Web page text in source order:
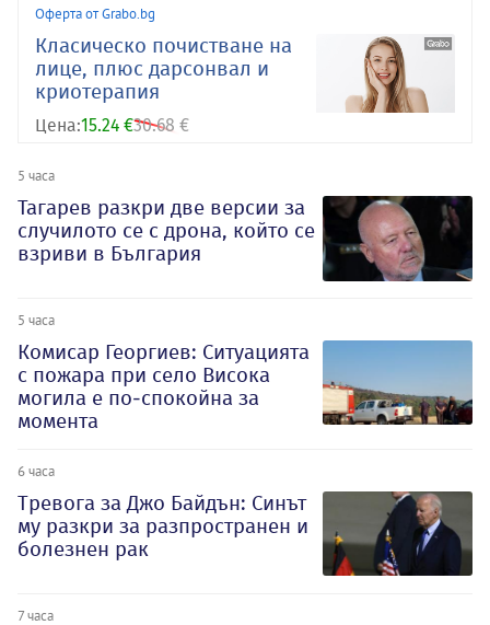
Оферта от Grabo.bg
Класическо почистване на
лице, плюс дарсонвал и
криотерапия
Цена:15.24 €30.68 €
5 часа
Тагарев разкри две версии за
случилото се с дрона, който се
взриви в България
5 часа
Комисар Георгиев: Ситуацията
с пожара при село Висока
могила е по-спокойна за
момента
6 часа
Тревога за Джо Байдън: Синът
му разкри за разпространен и
болезнен рак
7 часа